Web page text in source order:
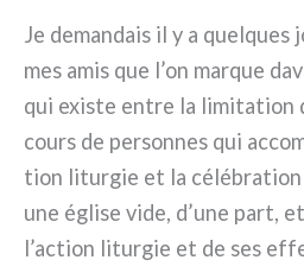
Je deman­dais il y a quel­ques
mes amis que l’on mar­que
qui exi­ste entre la limi­ta­tion
cours de per­son­nes qui
tion litur­gie et la
une égli­se vide, d’une part,
l’action litur­gie et de ses